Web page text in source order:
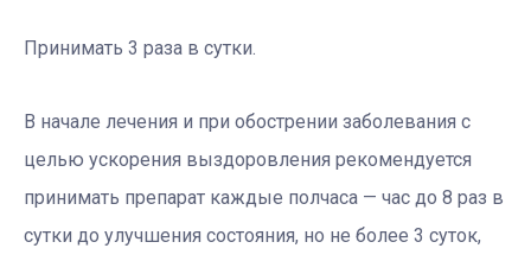
Принимать 3 раза в сутки.
В начале лечения и при обострении заболевания с
целью ускорения выздоровления рекомендуется
принимать препарат каждые полчаса — час до 8 раз в
сутки до улучшения состояния, но не более 3 суток,